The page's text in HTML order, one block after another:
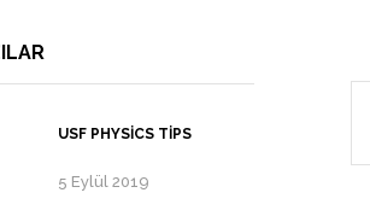
USF PHYSICS TIPS
5 Eylül 2019